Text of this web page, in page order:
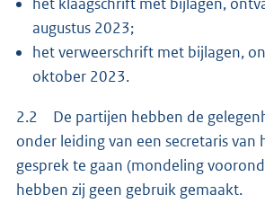
augustus 2023;
het verweerschrift met bijlagen,
oktober 2023.
2.2 De partijen hebben de
onder leiding van een secretaris van
gesprek te gaan (mondeling
hebben zij geen gebruik gemaakt.